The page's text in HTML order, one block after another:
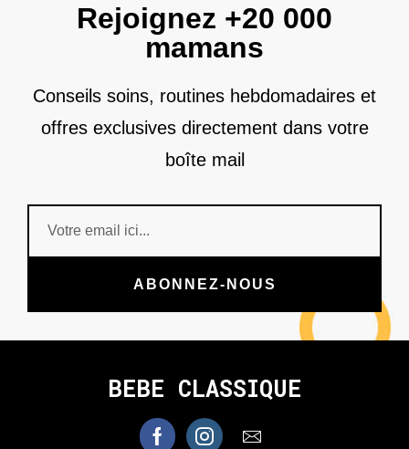
Rejoignez +20 000
mamans
Conseils soins, routines hebdomadaires et
offres exclusives directement dans votre
boîte mail
ABONNEZ-NOUS
BEBE CLASSIQUE